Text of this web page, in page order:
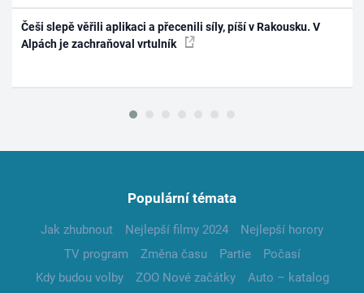
Češi slepě věřili aplikaci a přecenili síly, píší v Rakousku. V
Alpách je zachraňoval vrtulník
Populární témata
Jak zhubnout Nejlepší filmy 2024
Nejlepší horory
TV program
Změna času Partie
Počasí
Kdy budou volby
ZOO Nové začátky
Auto – katalog